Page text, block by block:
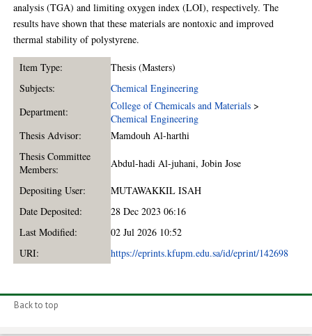
analysis (TGA) and limiting oxygen index (LOI), respectively. The
results have shown that these materials are nontoxic and improved
thermal stability of polystyrene.
Item Type:
Thesis (Masters)
Subjects:
Chemical Engineering
Department:
College of Chemicals and Materials >
Chemical Engineering
Thesis Advisor:
Mamdouh Al-harthi
Thesis Committee
Members:
Abdul-hadi Al-juhani,Jobin Jose
Depositing User:
MUTAWAKKIL ISAH
Date Deposited:
28 Dec 2023 06:16
Last Modified:
02 Jul 2026 10:52
URI:
https://eprints.kfupm.edu.sa/id/eprint/142698
Back to top